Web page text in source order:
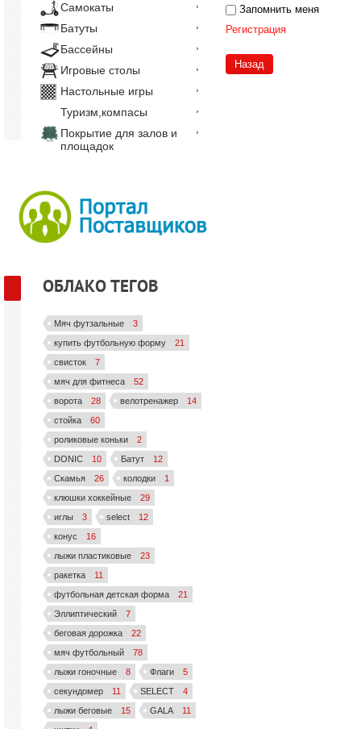
Запомнить меня
Регистрация
Назад
Самокаты
Батуты
Бассейны
Игровые столы
Настольные игры
Туризм,компасы
Покрытие для залов и
площадок
ОБЛАКО ТЕГОВ
Мяч футзальные
3
купить футбольную форму
21
свисток
7
мяч для фитнеса
52
ворота
28 велотренажер
14
стойка
60
роликовые коньки
2
DONIC
10 Батут
12
Скамья
26 колодки
1
клюшки хоккейные
29
иглы
3 select
12
конус
16
лыжи пластиковые
23
ракетка
11
футбольная детская форма
21
Эллиптический
7
беговая дорожка
22
мяч футбольный
78
лыжи гоночные
8 Флаги
5
секундомер
11 SELECT
4
лыжи беговые
15 GALA
11